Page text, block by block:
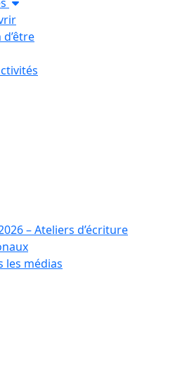
– Ateliers d’écriture
les médias